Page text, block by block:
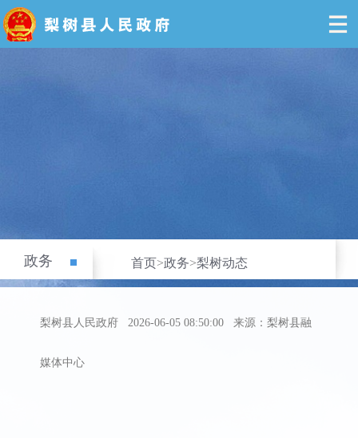
政务 首页>政务>梨树动态
梨树县人民政府 2026-06-05 08:50:00 来源：梨树县融
媒体中心